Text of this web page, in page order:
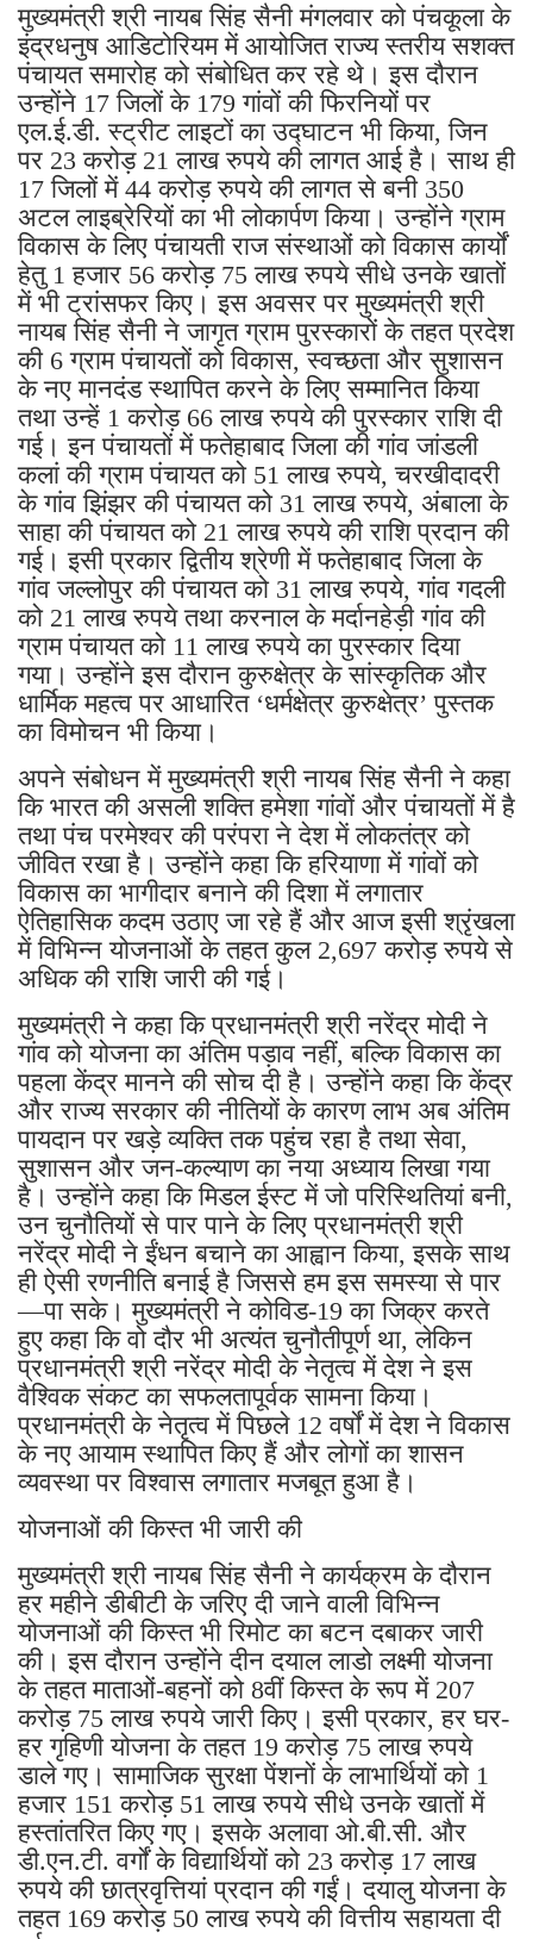
मुख्यमंत्री श्री नायब सिंह सैनी मंगलवार को पंचकूला के
इंद्रधनुष आडिटोरियम में आयोजित राज्य स्तरीय सशक्त
पंचायत समारोह को संबोधित कर रहे थे। इस दौरान
उन्होंने 17 जिलों के 179 गांवों की फिरनियों पर
एल.ई.डी. स्ट्रीट लाइटों का उद्घाटन भी किया, जिन
पर 23 करोड़ 21 लाख रुपये की लागत आई है। साथ ही
17 जिलों में 44 करोड़ रुपये की लागत से बनी 350
अटल लाइब्रेरियों का भी लोकार्पण किया। उन्होंने ग्राम
विकास के लिए पंचायती राज संस्थाओं को विकास कार्यों
हेतु 1 हजार 56 करोड़ 75 लाख रुपये सीधे उनके खातों
में भी ट्रांसफर किए। इस अवसर पर मुख्यमंत्री श्री
नायब सिंह सैनी ने जागृत ग्राम पुरस्कारों के तहत प्रदेश
की 6 ग्राम पंचायतों को विकास, स्वच्छता और सुशासन
के नए मानदंड स्थापित करने के लिए सम्मानित किया
तथा उन्हें 1 करोड़ 66 लाख रुपये की पुरस्कार राशि दी
गई। इन पंचायतों में फतेहाबाद जिला की गांव जांडली
कलां की ग्राम पंचायत को 51 लाख रुपये, चरखीदादरी
के गांव झिंझर की पंचायत को 31 लाख रुपये, अंबाला के
साहा की पंचायत को 21 लाख रुपये की राशि प्रदान की
गई। इसी प्रकार द्वितीय श्रेणी में फतेहाबाद जिला के
गांव जल्लोपुर की पंचायत को 31 लाख रुपये, गांव गदली
को 21 लाख रुपये तथा करनाल के मर्दानहेड़ी गांव की
ग्राम पंचायत को 11 लाख रुपये का पुरस्कार दिया
गया। उन्होंने इस दौरान कुरुक्षेत्र के सांस्कृतिक और
धार्मिक महत्व पर आधारित ‘धर्मक्षेत्र कुरुक्षेत्र’ पुस्तक
का विमोचन भी किया।
अपने संबोधन में मुख्यमंत्री श्री नायब सिंह सैनी ने कहा
कि भारत की असली शक्ति हमेशा गांवों और पंचायतों में है
तथा पंच परमेश्वर की परंपरा ने देश में लोकतंत्र को
जीवित रखा है। उन्होंने कहा कि हरियाणा में गांवों को
विकास का भागीदार बनाने की दिशा में लगातार
ऐतिहासिक कदम उठाए जा रहे हैं और आज इसी श्रृंखला
में विभिन्न योजनाओं के तहत कुल 2,697 करोड़ रुपये से
अधिक की राशि जारी की गई।
मुख्यमंत्री ने कहा कि प्रधानमंत्री श्री नरेंद्र मोदी ने
गांव को योजना का अंतिम पड़ाव नहीं, बल्कि विकास का
पहला केंद्र मानने की सोच दी है। उन्होंने कहा कि केंद्र
और राज्य सरकार की नीतियों के कारण लाभ अब अंतिम
पायदान पर खड़े व्यक्ति तक पहुंच रहा है तथा सेवा,
सुशासन और जन-कल्याण का नया अध्याय लिखा गया
है। उन्होंने कहा कि मिडल ईस्ट में जो परिस्थितियां बनी,
उन चुनौतियों से पार पाने के लिए प्रधानमंत्री श्री
नरेंद्र मोदी ने ईंधन बचाने का आह्वान किया, इसके साथ
ही ऐसी रणनीति बनाई है जिससे हम इस समस्या से पार
—पा सके। मुख्यमंत्री ने कोविड-19 का जिक्र करते
हुए कहा कि वो दौर भी अत्यंत चुनौतीपूर्ण था, लेकिन
प्रधानमंत्री श्री नरेंद्र मोदी के नेतृत्व में देश ने इस
वैश्विक संकट का सफलतापूर्वक सामना किया।
प्रधानमंत्री के नेतृत्व में पिछले 12 वर्षों में देश ने विकास
के नए आयाम स्थापित किए हैं और लोगों का शासन
व्यवस्था पर विश्वास लगातार मजबूत हुआ है।
योजनाओं की किस्त भी जारी की
मुख्यमंत्री श्री नायब सिंह सैनी ने कार्यक्रम के दौरान
हर महीने डीबीटी के जरिए दी जाने वाली विभिन्न
योजनाओं की किस्त भी रिमोट का बटन दबाकर जारी
की। इस दौरान उन्होंने दीन दयाल लाडो लक्ष्मी योजना
के तहत माताओं-बहनों को 8वीं किस्त के रूप में 207
करोड़ 75 लाख रुपये जारी किए। इसी प्रकार, हर घर-
हर गृहिणी योजना के तहत 19 करोड़ 75 लाख रुपये
डाले गए। सामाजिक सुरक्षा पेंशनों के लाभार्थियों को 1
हजार 151 करोड़ 51 लाख रुपये सीधे उनके खातों में
हस्तांतरित किए गए। इसके अलावा ओ.बी.सी. और
डी.एन.टी. वर्गों के विद्यार्थियों को 23 करोड़ 17 लाख
रुपये की छात्रवृत्तियां प्रदान की गईं। दयालु योजना के
तहत 169 करोड़ 50 लाख रुपये की वित्तीय सहायता दी